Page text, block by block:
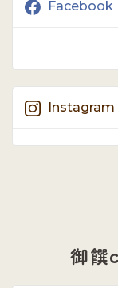
Facebook
Instagram
御饌